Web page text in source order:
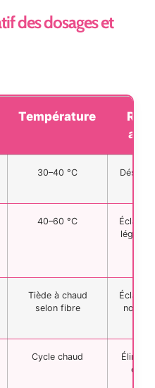
des dosages et
Température
30–40 °C
40–60 °C
léger,
Tiède à chaud
selon fibre
Cycle chaud
Élimine
et